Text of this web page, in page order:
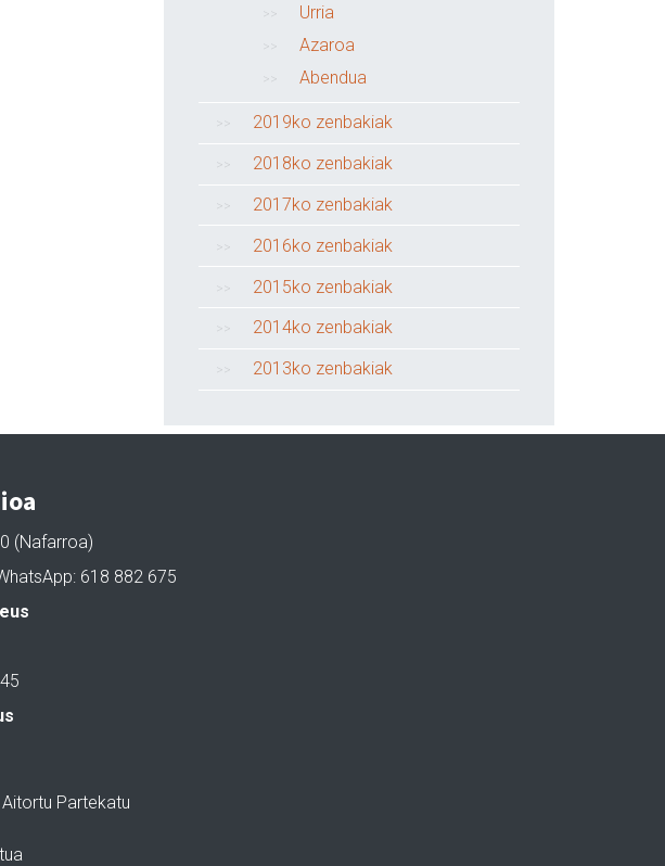
Urria
Azaroa
Abendua
2019ko zenbakiak
2018ko zenbakiak
2017ko zenbakiak
2016ko zenbakiak
2015ko zenbakiak
2014ko zenbakiak
2013ko zenbakiak
(Nafarroa)
618 882 675
Partekatu